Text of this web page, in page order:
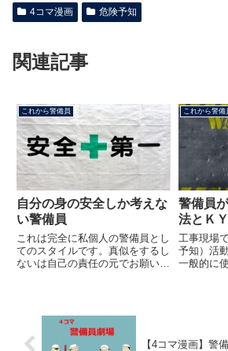
4コマ漫画 危険予知
関連記事
これから警備員
自分の身の安全しか考えな
い警備員
これは完全に私個人の警備員とし
てのスタイルです。真似をするし
ないは自己の責任の元でお願いし
に値する先輩指導員を得ました。
「自分の身の安全を一番に考え
な...
これから警備
警備員
法とＫ
工事現場
予知）活
一般的に
ご...
【4コマ漫画】警